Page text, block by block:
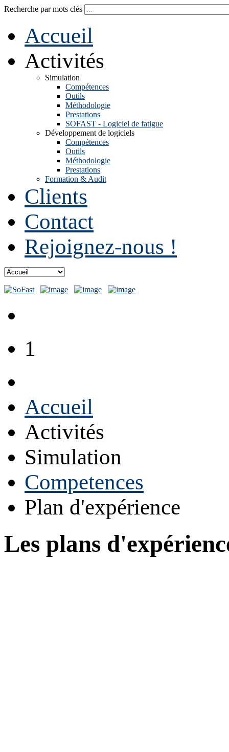
Recherche par mots clés
Accueil
Activités
Simulation
Compétences
Outils
Méthodologie
Prestations
SOFAST - Logiciel de fatigue
Développement de logiciels
Compétences
Outils
Méthodologie
Prestations
Formation & Audit
Clients
Contact
Rejoignez-nous !
1
Accueil
Activités
Simulation
Competences
Plan d'expérience
Les plans